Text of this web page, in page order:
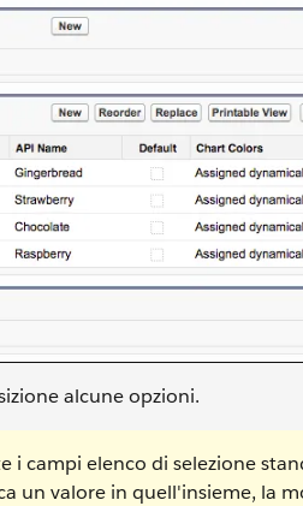
alcune opzioni.
i campi elenco di selezione
un valore in quell'insieme, la